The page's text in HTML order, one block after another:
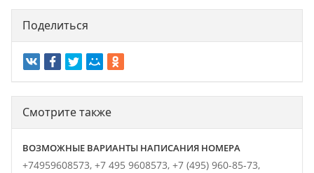
Поделиться
Смотрите также
ВОЗМОЖНЫЕ ВАРИАНТЫ НАПИСАНИЯ НОМЕРА
+74959608573, +7 495 9608573, +7 (495) 960-85-73,